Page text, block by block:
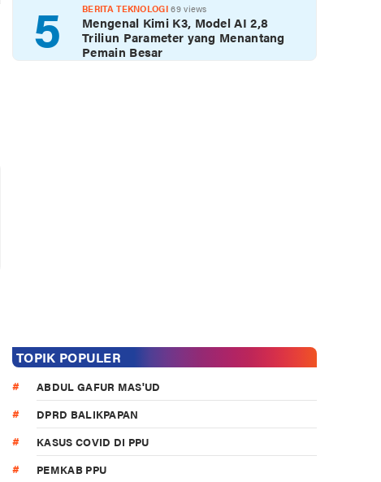
5 BERITA TEKNOLOGI 69 views
Mengenal Kimi K3, Model AI 2,8
Triliun Parameter yang Menantang
Pemain Besar
TOPIK POPULER
ABDUL GAFUR MAS'UD
DPRD BALIKPAPAN
KASUS COVID DI PPU
PEMKAB PPU